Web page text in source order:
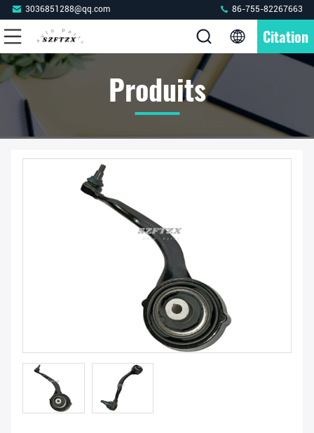
3036851288@qq.com 86-755-82267663
Citation
Produits